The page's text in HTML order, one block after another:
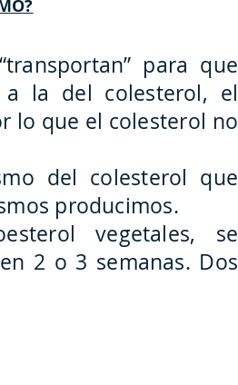
para que
a la del colesterol, el
lo que el colesterol no
del colesterol que
producimos.
vegetales, se
2 o 3 semanas. Dos